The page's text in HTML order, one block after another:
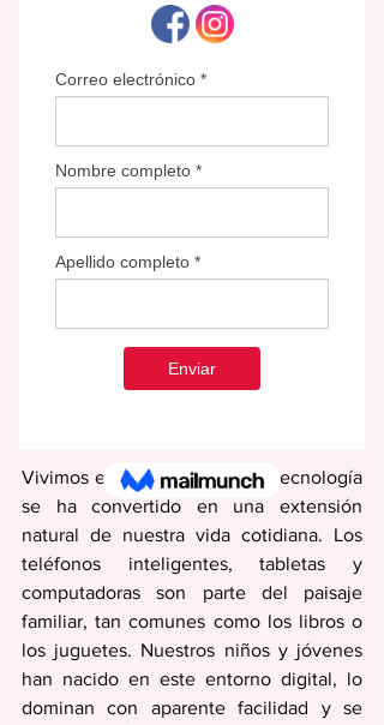
Vivimos en una era donde la tecnología
se ha convertido en una extensión
natural de nuestra vida cotidiana. Los
teléfonos inteligentes, tabletas y
computadoras son parte del paisaje
familiar, tan comunes como los libros o
los juguetes. Nuestros niños y jóvenes
han nacido en este entorno digital, lo
dominan con aparente facilidad y se